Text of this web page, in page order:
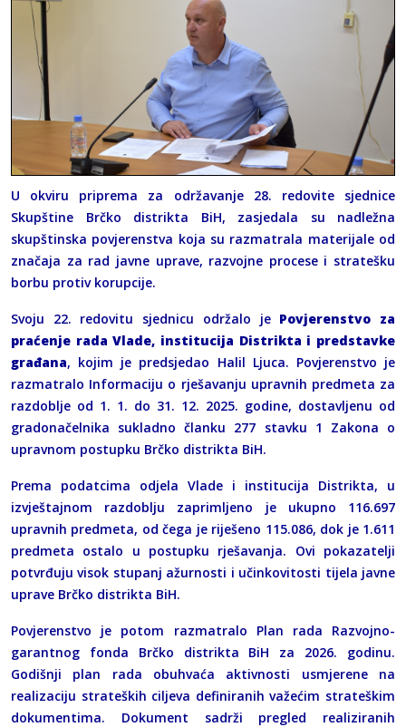
U okviru priprema za održavanje 28. redovite sjednice
Skupštine Brčko distrikta BiH, zasjedala su nadležna
skupštinska povjerenstva koja su razmatrala materijale od
značaja za rad javne uprave, razvojne procese i stratešku
borbu protiv korupcije.
Svoju 22. redovitu sjednicu održalo je Povjerenstvo za
praćenje rada Vlade, institucija Distrikta i predstavke
građana, kojim je predsjedao Halil Ljuca. Povjerenstvo je
razmatralo Informaciju o rješavanju upravnih predmeta za
razdoblje od 1. 1. do 31. 12. 2025. godine, dostavljenu od
gradonačelnika sukladno članku 277 stavku 1 Zakona o
upravnom postupku Brčko distrikta BiH.
Prema podatcima odjela Vlade i institucija Distrikta, u
izvještajnom razdoblju zaprimljeno je ukupno 116.697
upravnih predmeta, od čega je riješeno 115.086, dok je 1.611
predmeta ostalo u postupku rješavanja. Ovi pokazatelji
potvrđuju visok stupanj ažurnosti i učinkovitosti tijela javne
uprave Brčko distrikta BiH.
Povjerenstvo je potom razmatralo Plan rada Razvojno-
garantnog fonda Brčko distrikta BiH za 2026. godinu.
Godišnji plan rada obuhvaća aktivnosti usmjerene na
realizaciju strateških ciljeva definiranih važećim strateškim
dokumentima. Dokument sadrži pregled realiziranih